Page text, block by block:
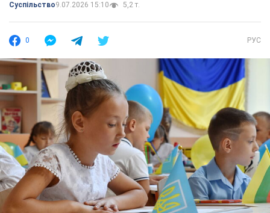
Суспільство9.07.2026 15:10 5,2 т.
0 РУС